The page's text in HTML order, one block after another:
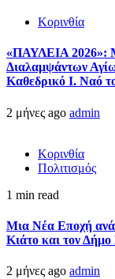
Κορινθία
«ΠΑΥΛΕΙΑ 2026»:
Διαλαμψάντων
Καθεδρικό Ι. Ναό
2 μήνες ago admin
Κορινθία
Πολιτισμός
1 min read
Μια Νέα Εποχή
Κιάτο και τον
2 μήνες ago admin